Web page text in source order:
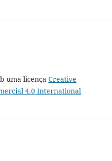
uma licença Creative
4.0 International